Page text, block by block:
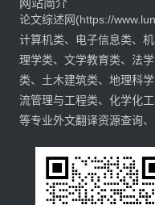
网站简介
论文综述网(https://
计算机类、电子信息类、
理学类、文学教育类、法
类、土木建筑类、地理科
流管理与工程类、化学化
等专业外文翻译资源查询、